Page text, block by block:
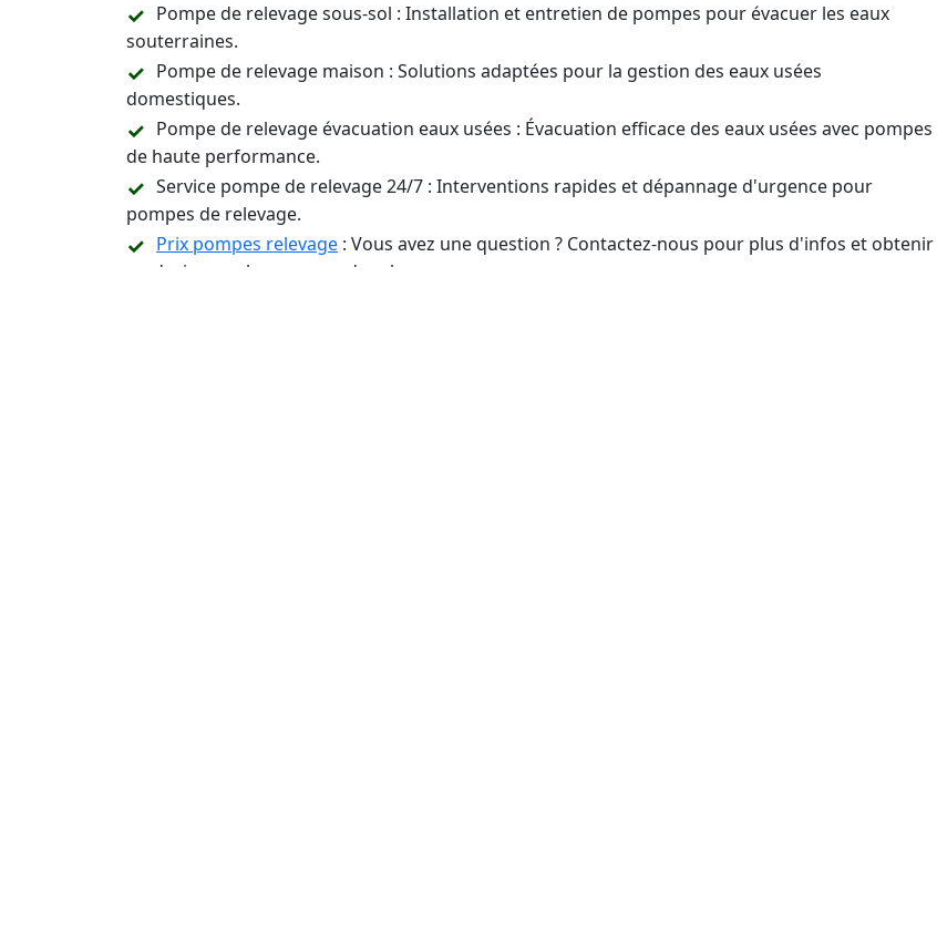
Pompe de relevage sous-sol : Installation et entretien de pompes pour évacuer les eaux
souterraines.
Pompe de relevage maison : Solutions adaptées pour la gestion des eaux usées
domestiques.
Pompe de relevage évacuation eaux usées : Évacuation efficace des eaux usées avec pompes
de haute performance.
Service pompe de relevage 24/7 : Interventions rapides et dépannage d'urgence pour
pompes de relevage.
Prix pompes relevage : Vous avez une question ? Contactez-nous pour plus d'infos et obtenir
un devis pour les pompes de relevage.